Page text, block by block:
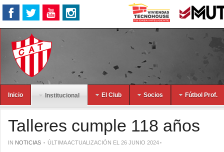
Inicio Institucional El Club Socios Fútbol Prof.
Talleres cumple 118 años
IN NOTICIAS ÚLTIMA ACTUALIZACIÓN EL 26 JUNIO 2024